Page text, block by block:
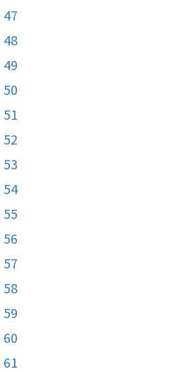
47
48
49
50
51
52
53
54
55
56
57
58
59
60
61